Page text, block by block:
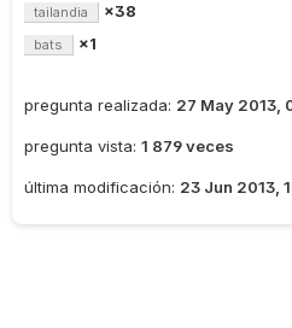
tailandia ×38
bats ×1
pregunta realizada: 27 May 2013,
pregunta vista: 1 879 veces
última modificación: 23 Jun 2013,